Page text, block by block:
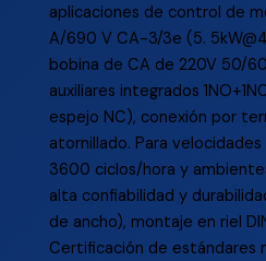
aplicaciones de control de
A/690 V CA-3/3e (5.
bobina de CA de 220V 50/
auxiliares integrados
espejo NC), conexión por
atornillado. Para
3600 ciclos/hora y
alta confiabilidad y
de ancho), montaje en riel
Certificación de estándares